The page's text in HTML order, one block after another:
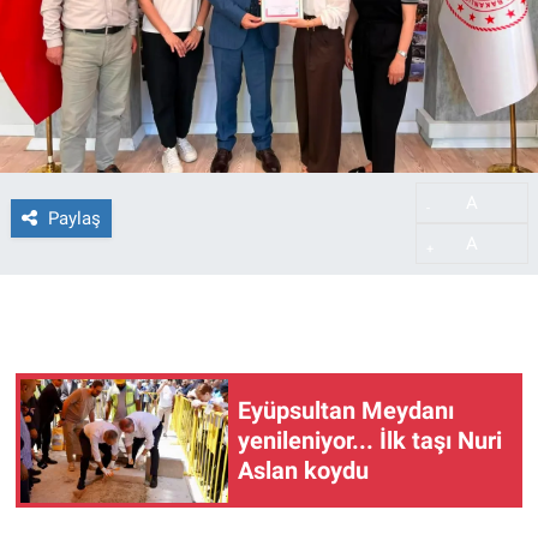
Paylaş
Eyüpsultan Meydanı
yenileniyor... İlk taşı Nuri
Aslan koydu
Haber Arşivi